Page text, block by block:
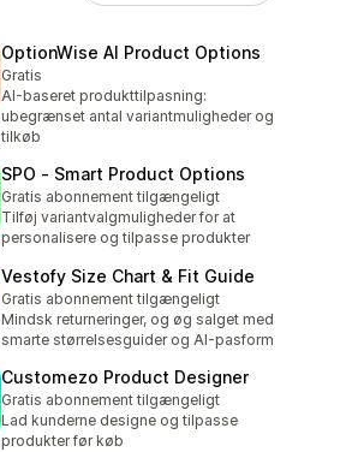
OptionWise AI Product Options
Gratis
AI-baseret produkttilpasning:
ubegrænset antal variantmuligheder og
tilkøb
SPO ‑ Smart Product Options
Gratis abonnement tilgængeligt
Tilføj variantvalgmuligheder for at
personalisere og tilpasse produkter
Vestofy Size Chart & Fit Guide
Gratis abonnement tilgængeligt
Mindsk returneringer, og øg salget med
smarte størrelsesguider og AI-pasform
Customezo Product Designer
Gratis abonnement tilgængeligt
Lad kunderne designe og tilpasse
produkter før køb